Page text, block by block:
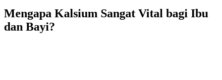
Mengapa Kalsium Sangat Vital bagi Ibu
dan Bayi?